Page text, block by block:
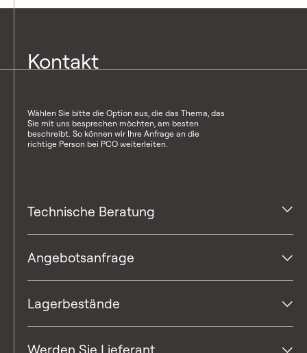
Kontakt
Wählen Sie bitte die Option aus, die das Thema, das
Sie mit uns besprechen möchten, am besten
beschreibt. So können wir Ihre Anfrage an die
richtige Person bei PCO weiterleiten.
Technische Beratung
Angebotsanfrage
Lagerbestände